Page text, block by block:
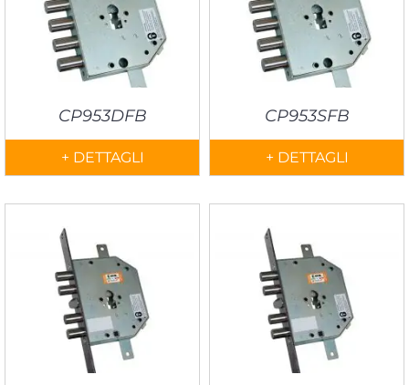
CP953DFB
+ DETTAGLI
CP953SFB
+ DETTAGLI